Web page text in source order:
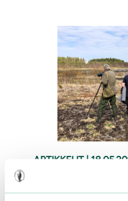
ARTIKKELIT |